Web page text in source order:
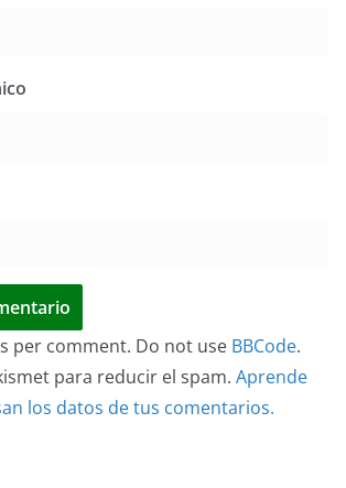
per comment. Do not use BBCode.
para reducir el spam. Aprende
los datos de tus comentarios.